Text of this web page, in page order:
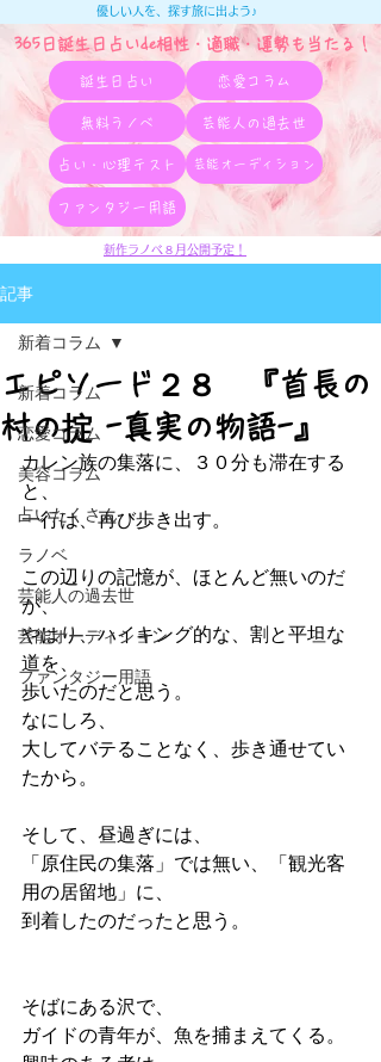
365日誕生日占いde相性・適職・​運勢も当たる！
優しい人を、探す旅に出よう♪
誕生日占い 恋愛コラム
無料ラノベ 芸能人の過去世
占い・心理テスト 芸能オーディション
ファンタジー用語
新作ラノベ８月公開予定！
記事
新着コラム
恋愛コラム
美容コラム
占いたくさん
ラノベ
芸能人の過去世
芸能オーディション
ファンタジー用語
新着コラム
エピソード２８ 『首長の
村の掟 -真実の物語-』
カレン族の集落に、３０分も滞在する
と、
一行は、再び歩き出す。
この辺りの記憶が、ほとんど無いのだ
が、
やはり、ハイキング的な、割と平坦な
道を、
歩いたのだと思う。
なにしろ、
大してバテることなく、歩き通せてい
たから。
そして、昼過ぎには、
「原住民の集落」では無い、「観光客
用の居留地」に、
到着したのだったと思う。
そばにある沢で、
ガイドの青年が、魚を捕まえてくる。